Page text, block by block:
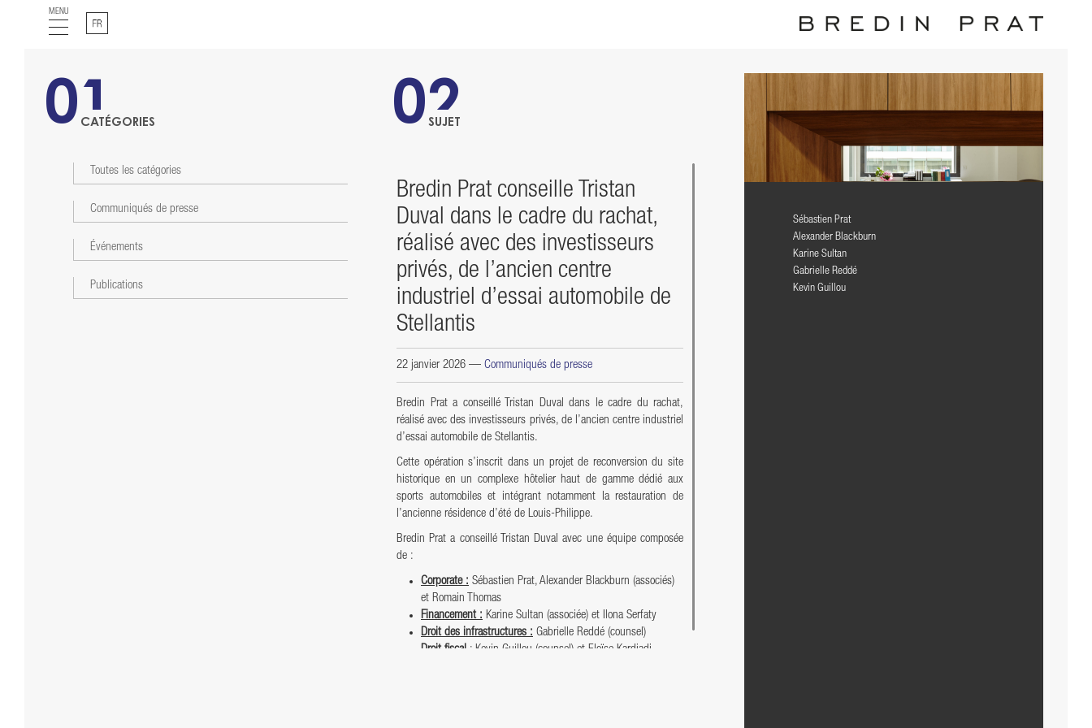
MENU Français
CATÉGORIES
01
Toutes les catégories
Communiqués de presse
Événements
Publications
SUJET
02
Bredin Prat conseille Tristan
Duval dans le cadre du rachat,
réalisé avec des investisseurs
privés, de l’ancien centre
industriel d’essai automobile de
Stellantis
22 janvier 2026 — Communiqués de presse
Bredin Prat a conseillé Tristan Duval dans le cadre du rachat,
réalisé avec des investisseurs privés, de l’ancien centre industriel
d’essai automobile de Stellantis.
Cette opération s’inscrit dans un projet de reconversion du site
historique en un complexe hôtelier haut de gamme dédié aux
sports automobiles et intégrant notamment la restauration de
l’ancienne résidence d’été de Louis-Philippe.
Bredin Prat a conseillé Tristan Duval avec une équipe composée
de :
Corporate : Sébastien Prat, Alexander Blackburn (associés)
et Romain Thomas
Financement : Karine Sultan (associée) et Ilona Serfaty
Droit des infrastructures : Gabrielle Reddé (counsel)
Droit fiscal : Kevin Guillou (counsel) et Eloïse Kardjadj
Sébastien Prat
Alexander Blackburn
Karine Sultan
Gabrielle Reddé
Kevin Guillou